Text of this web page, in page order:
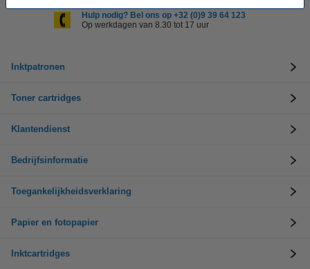
Hulp nodig? Bel ons op +32 (0)9 39 64 123
Op werkdagen van 8.30 tot 17 uur
Inktpatronen
Toner cartridges
Klantendienst
Bedrijfsinformatie
Toegankelijkheidsverklaring
Papier en fotopapier
Inktcartridges